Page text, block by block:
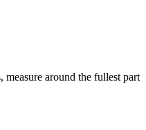
around the fullest part